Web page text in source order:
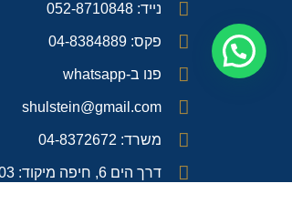
נייד: 052-8710848
פקס: 04-8384889
פנו ב-whatsapp
shulstein@gmail.com
משרד: 04-8372672
דרך הים 6, חיפה מיקוד: 3474103